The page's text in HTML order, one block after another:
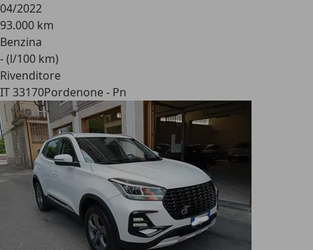
04/2022
93.000 km
Benzina
- (l/100 km)
Rivenditore
IT 33170Pordenone - Pn